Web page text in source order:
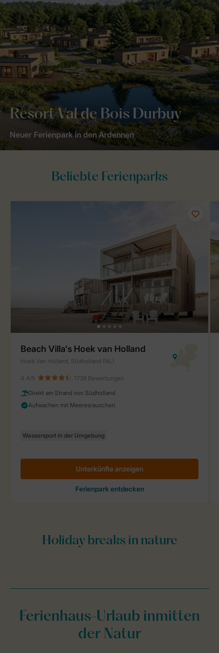
Resort Val de Bois Durbuy
Neuer Ferienpark in den Ardennen
Ferienhaus-Urlaub inmitten
der Natur